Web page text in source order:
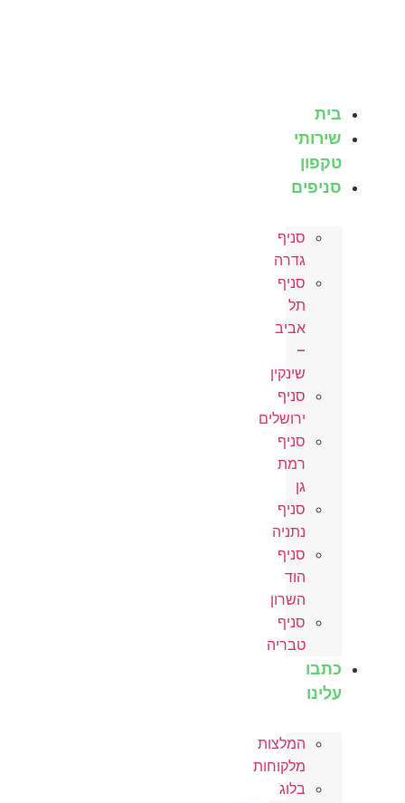
בית
שירותי
טקפון
סניפים
סניף
גדרה
סניף
תל
אביב
–
שינקין
סניף
ירושלים
סניף
רמת
גן
סניף
נתניה
סניף
הוד
השרון
סניף
טבריה
כתבו
עלינו
המלצות
מלקוחות
בלוג